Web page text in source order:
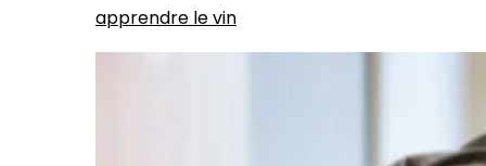
apprendre le vin